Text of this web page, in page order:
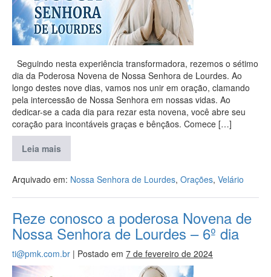
Seguindo nesta experiência transformadora, rezemos o sétimo
dia da Poderosa Novena de Nossa Senhora de Lourdes. Ao
longo destes nove dias, vamos nos unir em oração, clamando
pela intercessão de Nossa Senhora em nossas vidas. Ao
dedicar-se a cada dia para rezar esta novena, você abre seu
coração para incontáveis graças e bênçãos. Comece […]
Leia mais
Arquivado em: Nossa Senhora de Lourdes, Orações, Velário
Reze conosco a poderosa Novena de
Nossa Senhora de Lourdes – 6º dia
ti@pmk.com.br | Postado em 7 de fevereiro de 2024